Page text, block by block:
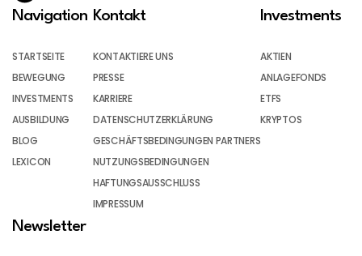
Navigation
STARTSEITE
BEWEGUNG
INVESTMENTS
AUSBILDUNG
BLOG
LEXICON
Kontakt
KONTAKTIERE UNS
PRESSE
KARRIERE
DATENSCHUTZERKLÄRUNG
GESCHÄFTSBEDINGUNGEN PARTNERS
NUTZUNGSBEDINGUNGEN
HAFTUNGSAUSSCHLUSS
IMPRESSUM
Investments
AKTIEN
ANLAGEFONDS
ETFS
KRYPTOS
Newsletter